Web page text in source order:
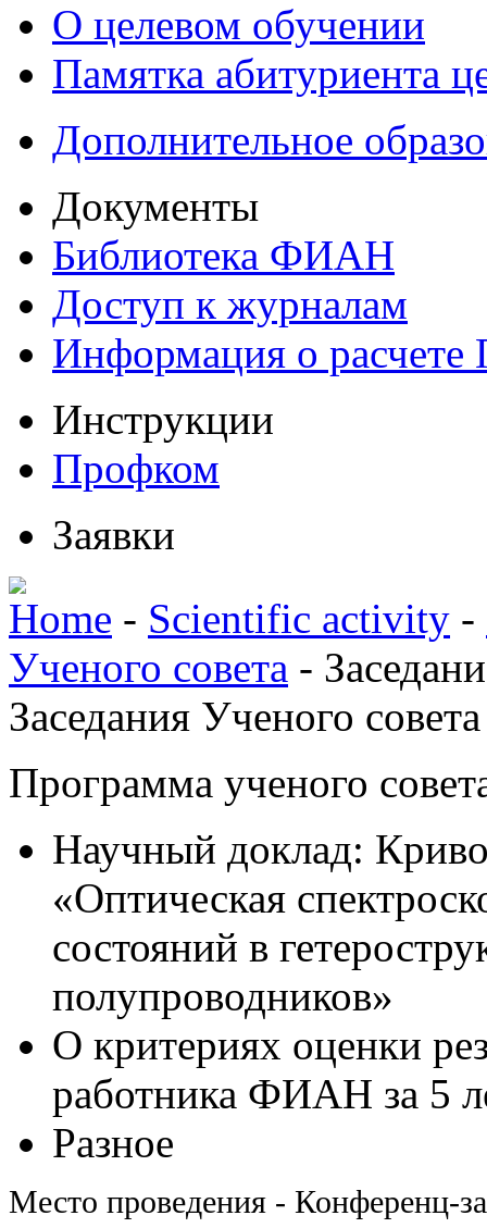
О целевом обучении
Памятка абитуриента
Дополнительное
Документы
Библиотека ФИАН
Доступ к журналам
Информация о
Инструкции
Профком
Заявки
Home - Scientific activity -
Ученого совета -
Заседания Ученого
Программа ученого
Научный доклад:
«Оптическая
состояний в
полупроводников»
О критериях оценки
работника ФИАН за 5
Разное
Место проведения -